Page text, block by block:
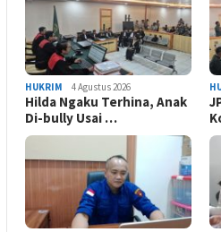
HUKRIM 4 Agustus 2026
Hilda Ngaku Terhina, Anak
Di-bully Usai …